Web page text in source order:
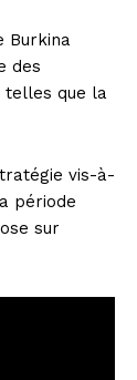
Burkina
des
telles que la
vis-à-
période
sur